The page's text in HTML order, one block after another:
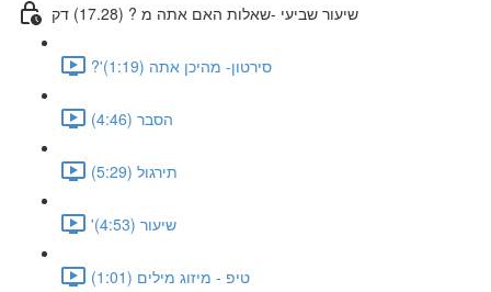
שיעור שביעי -שאלות האם אתה מ ? (17.28) דק
?'סירטון- מהיכן אתה (1:19)
הסבר (4:46)
תירגול (5:29)
'שיעור (4:53)
טיפ - מיזוג מילים (1:01)